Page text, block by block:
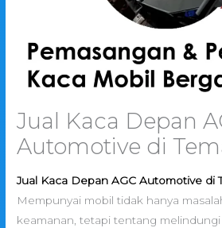
Jual Kaca Depan
Automotive di
Jual Kaca Depan AGC Automotive di
Mempunyai mobil tidak hanya
keamanan, tetapi tentang